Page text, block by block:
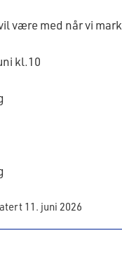
være med når vi
kl.10
11. juni 2026